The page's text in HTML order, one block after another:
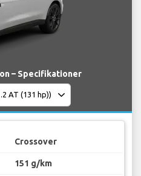
– Specifikationer
Crossover
151 g/km